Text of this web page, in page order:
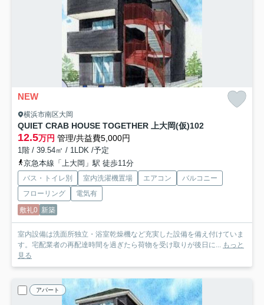
NEW
横浜市南区大岡
QUIET CRAB HOUSE TOGETHER 上大岡(仮)102
12.5万円 管理/共益費5,000円
1階 / 39.54㎡ / 1LDK /予定
京急本線「上大岡」駅 徒歩11分
バス・トイレ別 室内洗濯機置場 エアコン
バルコニー
フローリング
電気有
敷礼0 新築
室内設備は洗面所独立・浴室乾燥機など充実した設備を備え付けていま
す。宅配業者の再配達時間を過ぎたら荷物を受け取りが後日に... もっと
見る
アパート